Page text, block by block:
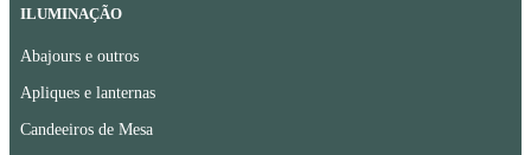
ILUMINAÇÃO
Abajours e outros
Apliques e lanternas
Candeeiros de Mesa